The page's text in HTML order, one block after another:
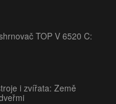
TOP V 6520 C:
i zvířata: Země